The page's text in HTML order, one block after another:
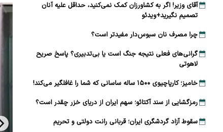
آقای وزیر! اگر به کشاورزان کمک نمی‌کنید، حداقل علیه آنان
تصمیم نگیرید+ویدئو
چرا مصرف نان سبوس‌دار مفیدتر است؟
گرانی‌های فعلی نتیجه جنگ است یا بی‌تدبیری؟ پاسخ صریح
لاهوتی
خامیز؛ کارپاچیوی ۱۵۰۰ ساله ساسانی که شما را غافلگیر می‌کند!
رمزگشایی از سند آکتائو؛ سهم ایران از دریای خزر چقدر است؟
سقوط آزاد گردشگری ایران؛ قربانی رانت دولتی و تحریم